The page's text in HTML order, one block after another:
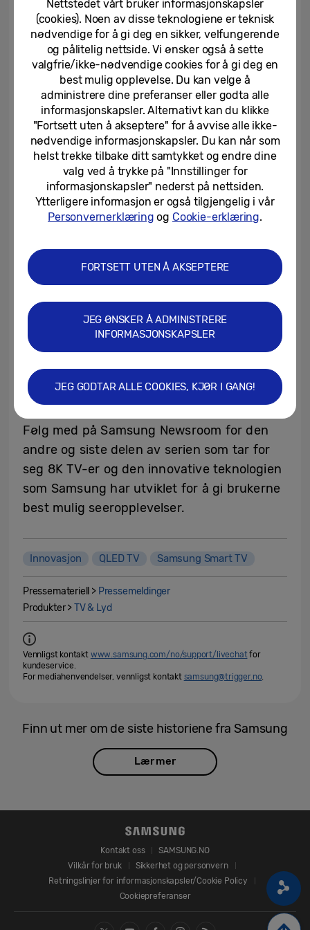
fremgangen som er gjort så langt innen TV-
innovasjon, i tillegg til fremtiden for
skjermteknologi i UDH-skjermenes tidsalder,
satte Samsung Newsroom seg ned med TV-
eksperter. I første del av «Welcome to the
8K Universe» fordyper vi oss i historien
sammen, fra starten av farge-TV-æraen i
Korea i 1977 og deretter til lanseringen av
LCD-, LED- og QLED-modellene. De
diskuterer også hvordan man i dag kan
jobbe for å utvikle bildekvalitet gjennom
forskning på menneskelig atferd og innhold
Sjekk ut hele intervjuet med ekspertene
https://news.samsung.com/global/welcome
-to-the-8k-universe-1-hearing-from-tv-
experts-charting-the-present-and-the-
future-of-8k-tvs-through-samsungs-
innovative-technologies.
Følg med på Samsung Newsroom for den
andre og siste delen av serien som tar for
seg 8K TV-er og den innovative teknologien
som Samsung har utviklet for å gi brukerne
best mulig seeropplevelser.
Innovasjon QLED TV Samsung Smart TV
Pressemateriell > Pressemeldinger
Produkter >TV & Lyd
Vennligst kontakt www.samsung.com/no/support/livechatfor
kundeservice.
For mediahenvendelser, vennligst kontakt samsung@trigger.no.
Finn ut mer om de siste historiene fra Samsung
Lær mer
Kontakt oss
SAMSUNG.NO
Vilkår for bruk
Sikkerhet og personvern
Retningslinjer for informasjonskapsler/Cookie Policy
Cookiepreferanser
Nettstedet vårt bruker informasjonskapsler
(cookies). Noen av disse teknologiene er teknisk
nødvendige for å gi deg en sikker, velfungerende
og pålitelig nettside. Vi ønsker også å sette
valgfrie/ikke-nødvendige cookies for å gi deg en
best mulig opplevelse. Du kan velge å
administrere dine preferanser eller godta alle
informasjonskapsler. Alternativt kan du klikke
"Fortsett uten å akseptere" for å avvise alle ikke-
nødvendige informasjonskapsler. Du kan når som
helst trekke tilbake ditt samtykket og endre dine
valg ved å trykke på "Innstillinger for
informasjonskapsler" nederst på nettsiden.
Ytterligere informasjon er også tilgjengelig i vår
Personvernerklæring og Cookie-erklæring.
FORTSETT UTEN Å AKSEPTERE
JEG ØNSKER Å ADMINISTRERE
INFORMASJONSKAPSLER
JEG GODTAR ALLE COOKIES, KJØR I GANG!